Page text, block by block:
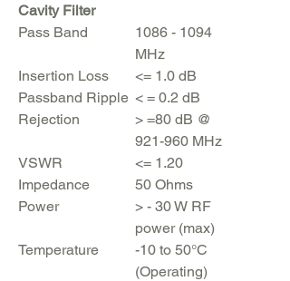
Cavity Filter
Pass Band
1086 - 1094
MHz
Insertion Loss
<= 1.0 dB
Passband Ripple < = 0.2 dB
Rejection
> =80 dB @
921-960 MHz
VSWR
<= 1.20
Impedance
50 Ohms
Power
> - 30 W RF
power (max)
Temperature
-10 to 50°C
(Operating)